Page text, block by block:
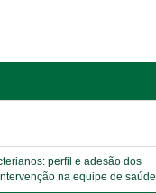
perfil e adesão dos
na equipe de saúde